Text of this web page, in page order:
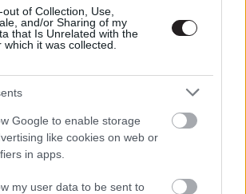
of Collection, Use,
and/or Sharing of my
that Is Unrelated with the
it was collected.
Google to enable storage
like cookies on web or
in apps.
my user data to be sent to
Befutott a Shang-Chi és a tíz
gyűrű legendája első szinkronos
előzetese!
Ezeket nézzük a következő
| 2020.12.11 14:00
Csúsznak a Marvel-filmek és a
Halál a Níluson is (Frissítve)